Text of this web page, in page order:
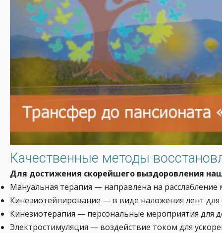
Качественные методы
Для достижения скорейшего выздоровления
Мануальная терапия — направлена на
Кинезиотейпирование — в виде наложения лент
Кинезиотерапия — персональные мероприятия для
Электростимуляция — воздействие током для